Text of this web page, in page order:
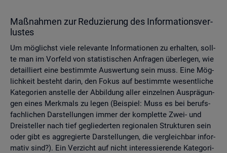
Maß­nah­men zur Re­du­zie­rung des In­for­ma­ti­ons­ver­
lus­tes
Um mög­lichst viele re­le­van­te In­for­ma­tio­nen zu er­hal­ten, soll­
te man im Vor­feld von sta­tis­ti­schen An­fra­gen über­le­gen, wie
de­tail­liert eine be­stimm­te Aus­wer­tung sein muss. Eine Mög­
lich­keit be­steht darin, den Fokus auf be­stimm­te we­sent­li­che
Ka­te­go­ri­en an­stel­le der Ab­bil­dung aller ein­zel­nen Aus­prä­gun­
gen eines Merk­mals zu legen (Bei­spiel: Muss es bei be­rufs­
fach­li­chen Dar­stel­lun­gen immer der kom­plet­te Zwei- und
Drei­stel­ler nach tief ge­glie­der­ten re­gio­na­len Struk­tu­ren sein
oder gibt es agg­re­gier­te Dar­stel­lun­gen, die ver­gleich­bar in­for­
ma­tiv sind?). Ein Ver­zicht auf nicht in­ter­es­sie­ren­de Ka­te­go­ri­